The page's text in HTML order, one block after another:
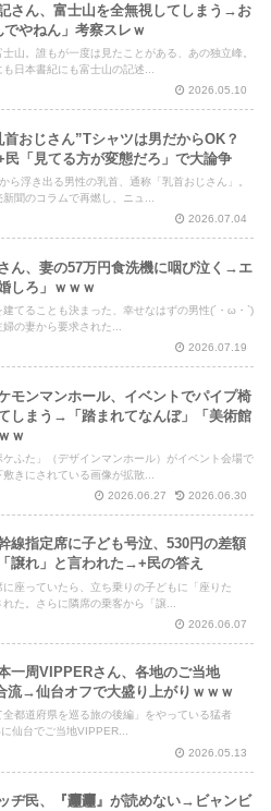
記さん、富士山を全無視してしまう→お
でやねん」考察スレｗ
士山。誰もが一度は見たことがある、あの独立峰。
日本書紀にも富士山の記述...
2026.05.10
首おじさん”Tシャツは男だからOK？
「見てる方が変態だろ」で大論争
ら浮き出る男性の乳首、通称「乳首おじさん」。
新聞のコラムで再燃し、ニュ...
2026.07.04
さん、妻の57万円食洗機に咽び泣く→エ
しろ」ｗｗｗ
てることも決まった、幸せなはずの男性(´・ω・`)
の妻から要求された...
2026.07.19
モンマンホール、イベントでパイプ椅
しまう→「踏まれてなんぼ」「美術館
ｗ
ケふた」（デザインマンホール）がイベント会場で
きにされている画像が拡散...
2026.06.27
2026.06.30
線指定席に子ども号泣、530円の差額
譲れ」と言われた→+民の答え
に座っていたら、立ち乗りの子どもに「座りた
た。さらに隣席の乗客から「譲...
2026.06.07
一周VIPPERさん、各地のご当地
流→仙台オフで大盛り上がりｗｗｗ
全都道府県を巡る旅の後編」をやっている猛者
仙台でご当地VIPPER...
2026.05.13
ッヂ民、『𰻞𰻞』が読めない→ビャンビ